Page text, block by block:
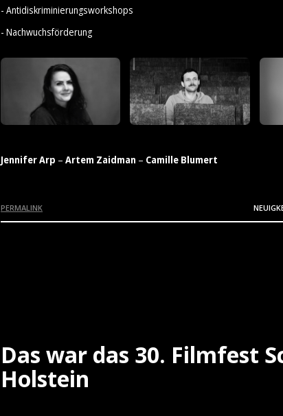
- Antidiskriminierungsworkshops
- Nachwuchsförderung
Jennifer Arp – Artem Zaidman – Camille Blumert
PERMALINK
Das war das 30. Filmfest
Holstein